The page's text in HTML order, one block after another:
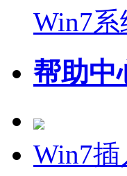
Win7
帮助中
Win7